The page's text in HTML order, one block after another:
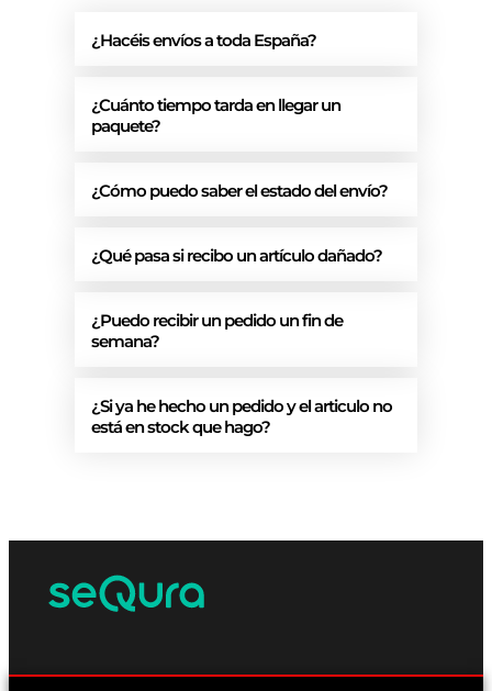
¿Hacéis envíos a toda España?
¿Cuánto tiempo tarda en llegar un
paquete?
¿Cómo puedo saber el estado del envío?
¿Qué pasa si recibo un artículo dañado?
¿Puedo recibir un pedido un fin de
semana?
¿Si ya he hecho un pedido y el articulo no
está en stock que hago?